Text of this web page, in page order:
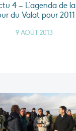
4 – L'agenda de la
du Valat pour 2011
9 AOÛT 2013